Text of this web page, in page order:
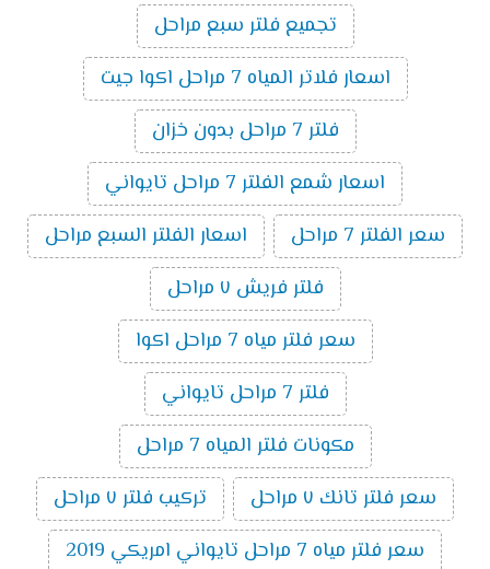
تجميع فلتر سبع مراحل
اسعار فلاتر المياه 7 مراحل اكوا جيت
فلتر 7 مراحل بدون خزان
اسعار شمع الفلتر 7 مراحل تايواني
سعر الفلتر 7 مراحل
اسعار الفلتر السبع مراحل
فلتر فريش ٧ مراحل
سعر فلتر مياه 7 مراحل اكوا
فلتر 7 مراحل تايواني
مكونات فلتر المياه 7 مراحل
سعر فلتر تانك ٧ مراحل
تركيب فلتر ٧ مراحل
سعر فلتر مياه 7 مراحل تايواني امريكي 2019